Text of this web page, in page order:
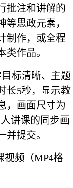
批注和讲解的
思政元素，
制作，或全程
作品。
标清晰、主题
长5秒，显示教
，画面尺寸为
讲课的同步画
提交。
视频（MP4格